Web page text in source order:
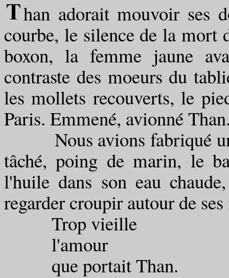
han adorait mouvoir ses
courbe, le silence de la mort
boxon, la femme jaune
contraste des moeurs du
les mollets recouverts, le
Paris. Emmené, avionné
Nous avions fabriqué un
tâché, poing de marin, le
l'huile dans son eau
regarder croupir autour de
Trop vieille
l'amour
que portait Than.